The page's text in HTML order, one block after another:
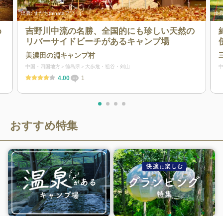
出典:すだち(hinataアプリ)
吉野川中流の名勝、全国的にも珍しい天然の
リバーサイドビーチがあるキャンプ場
美濃田の淵キャンプ村
中国・四国地方 徳島県 大歩危・祖谷・剣山
4.00 1
出
おすすめ特集